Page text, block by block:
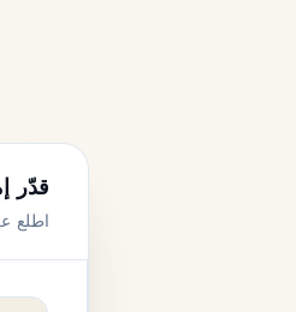
قدّر
اطلع